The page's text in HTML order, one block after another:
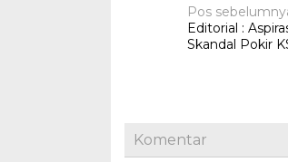
pos
Pos
Editorial :
Skandal Pokir
Komentar